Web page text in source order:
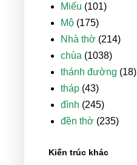
Miếu (101)
Mộ (175)
Nhà thờ (214)
chùa (1038)
thánh đường (18)
tháp (43)
đình (245)
đền thờ (235)
Kiến trúc khác